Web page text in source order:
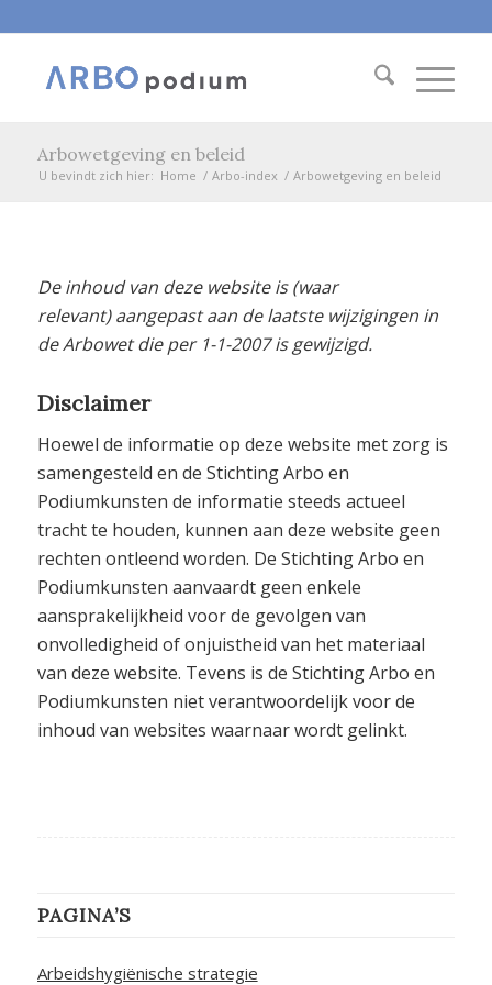
Arbowetgeving en beleid
U bevindt zich hier: Home / Arbo-index / Arbowetgeving en beleid
De inhoud van deze website is (waar
relevant) aangepast aan de laatste wijzigingen in
de Arbowet die per 1-1-2007 is gewijzigd.
Disclaimer
Hoewel de informatie op deze website met zorg is
samengesteld en de Stichting Arbo en
Podiumkunsten de informatie steeds actueel
tracht te houden, kunnen aan deze website geen
rechten ontleend worden. De Stichting Arbo en
Podiumkunsten aanvaardt geen enkele
aansprakelijkheid voor de gevolgen van
onvolledigheid of onjuistheid van het materiaal
van deze website. Tevens is de Stichting Arbo en
Podiumkunsten niet verantwoordelijk voor de
inhoud van websites waarnaar wordt gelinkt.
PAGINA’S
Arbeidshygiënische strategie